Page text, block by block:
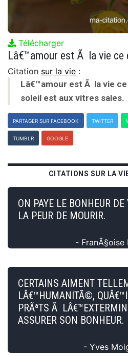
Télécharger
Citation sur la vie :
Lâ€™amour est Ã la vie
soleil est aux vitres sales.
PARTAGER SUR FACEBOOK TWITTER
TUMBLR GOOGLE
CITATIONS SUR LA
ON PAYE LE BONHEUR DE
LA PEUR DE MOURIR.
- FranÃ§oise
CERTAINS AIMENT
LÂ€™HUMANITÃ©,
PRÃªTS Ã
ASSURER SON BONHEUR.
- Yves